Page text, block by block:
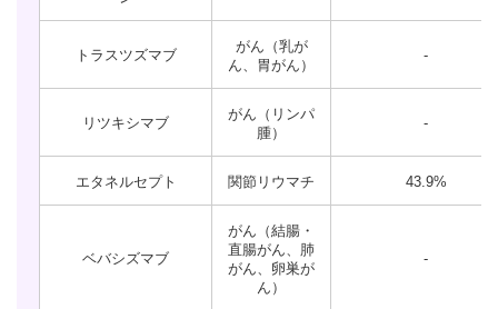
トラスツズマブ
がん（乳が
ん、胃がん）
-
リツキシマブ
がん（リンパ
腫）
-
エタネルセプト 関節リウマチ 43.9%
ベバシズマブ
がん（結腸・
直腸がん、肺
がん、卵巣が
ん）
-